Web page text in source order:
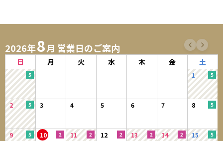
2026年8月 営業日のご案内
日 月 火 水 木 金 土
1
2 3 4 5 6 7 8
9 10 11 12 13 14 15